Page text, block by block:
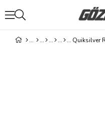
Quiksilver